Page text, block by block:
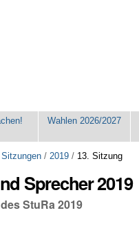
Wahlen 2026/2027
Sitzungen /2019 / 13. Sitzung
Sprecher 2019
StuRa 2019